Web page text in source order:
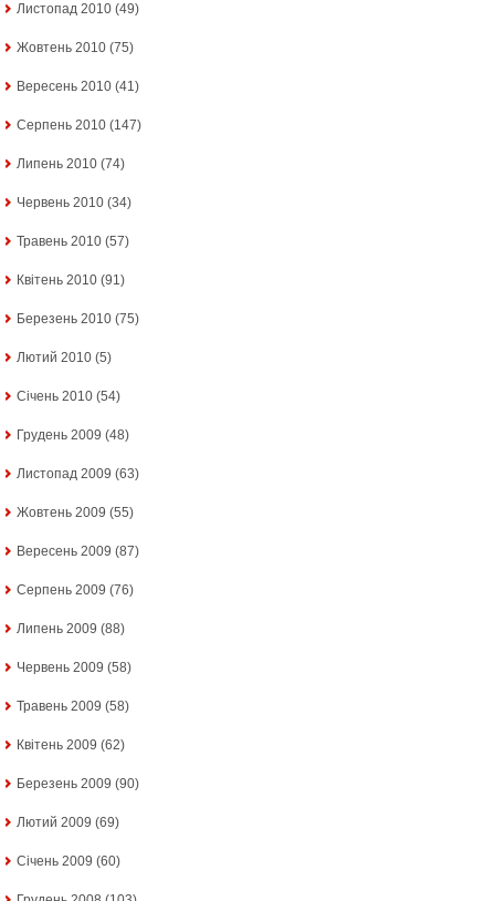
Листопад 2010 (49)
Жовтень 2010 (75)
Вересень 2010 (41)
Серпень 2010 (147)
Липень 2010 (74)
Червень 2010 (34)
Травень 2010 (57)
Квітень 2010 (91)
Березень 2010 (75)
Лютий 2010 (5)
Січень 2010 (54)
Грудень 2009 (48)
Листопад 2009 (63)
Жовтень 2009 (55)
Вересень 2009 (87)
Серпень 2009 (76)
Липень 2009 (88)
Червень 2009 (58)
Травень 2009 (58)
Квітень 2009 (62)
Березень 2009 (90)
Лютий 2009 (69)
Січень 2009 (60)